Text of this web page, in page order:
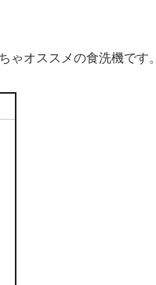
ゃオススメの食洗機です。